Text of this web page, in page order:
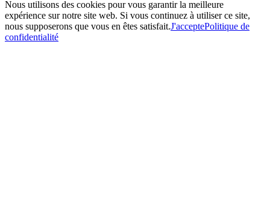
Nous utilisons des cookies pour vous garantir la meilleure
expérience sur notre site web. Si vous continuez à utiliser ce site,
nous supposerons que vous en êtes satisfait.J'acceptePolitique de
confidentialité